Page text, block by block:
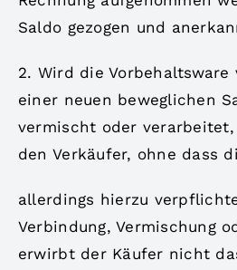
Saldo gezogen und
2. Wird die Vorbehaltsware
einer neuen beweglichen
vermischt oder
den Verkäufer, ohne dass
allerdings hierzu
Verbindung, Vermischung
erwirbt der Käufer nicht